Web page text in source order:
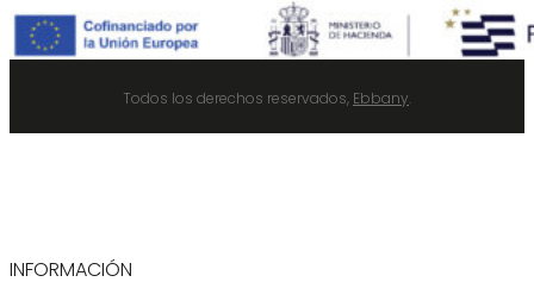
Todos los derechos reservados, Ebbany.
INFORMACIÓN